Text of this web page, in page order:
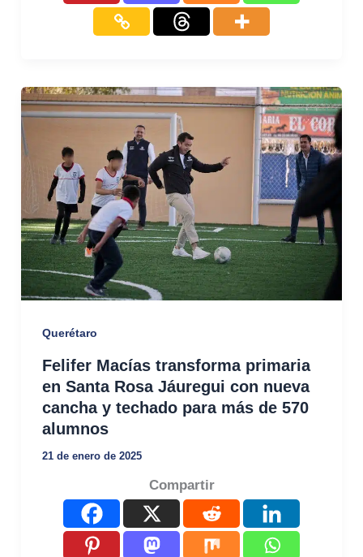
Querétaro
Felifer Macías transforma primaria
en Santa Rosa Jáuregui con nueva
cancha y techado para más de 570
alumnos
21 de enero de 2025
Compartir